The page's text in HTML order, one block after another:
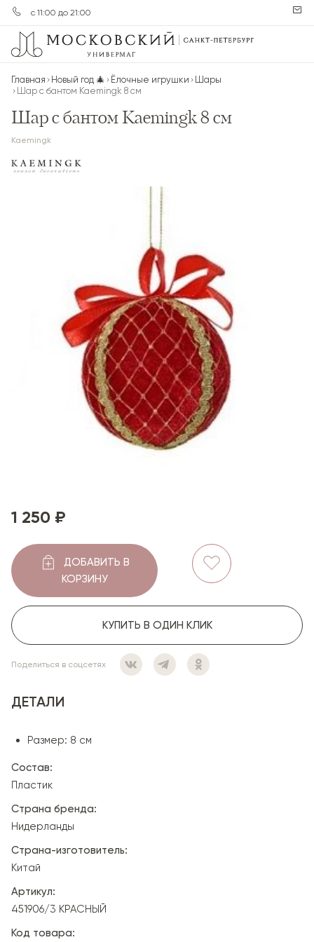
с 11:00 до 21:00
Главная Новый год 🎄 Ёлочные игрушки
Шары
Шар с бантом Kaemingk 8 см
Шар с бантом Kaemingk 8 см
Kaemingk
1 250 ₽
ДОБАВИТЬ В
КОРЗИНУ
КУПИТЬ В ОДИН КЛИК
Поделиться в соцсетях
ДЕТАЛИ
Размер: 8 см
Состав:
Пластик
Страна бренда:
Нидерланды
Страна-изготовитель:
Китай
Артикул:
451906/3 КРАСНЫЙ
Код товара: